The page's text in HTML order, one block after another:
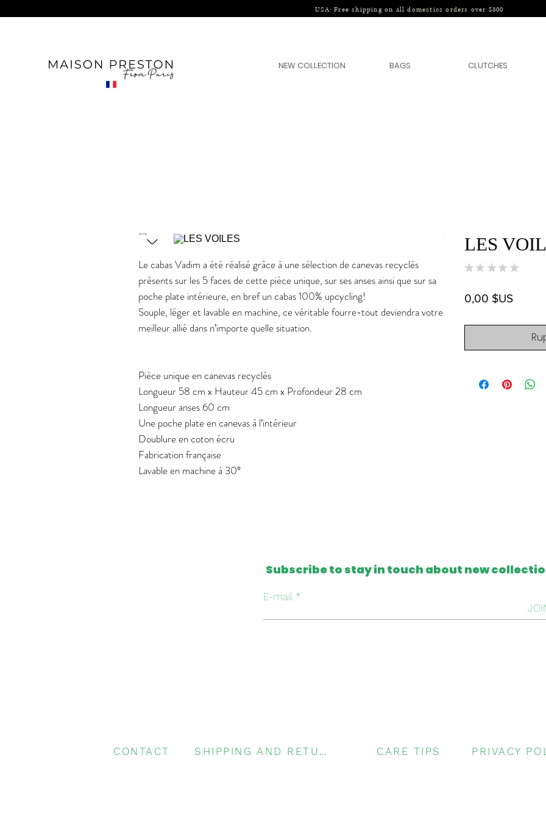
USA: Free shipping on all domestics orders over $300
NEW COLLECTION BAGS CLUTCHES
Le cabas Vadim a été réalisé grâce à une sélection de canevas recyclés
présents sur les 5 faces de cette pièce unique, sur ses anses ainsi que sur sa
poche plate intérieure, en bref un cabas 100% upcycling!
Souple, léger et lavable en machine, ce véritable fourre-tout deviendra votre
meilleur allié dans n’importe quelle situation.
Pièce unique en canevas recyclés
Longueur 58 cm x Hauteur 45 cm x Profondeur 28 cm
Longueur anses 60 cm
Une poche plate en canevas à l’intérieur
Doublure en coton écru
Fabrication française
Lavable en machine à 30°
LES
★ ★ ★ ★ ★
0,00 $USPrix
Subscribe to stay in touch about new
E-mail
CONTACT SHIPPING AND RETURNS CARE TIPS